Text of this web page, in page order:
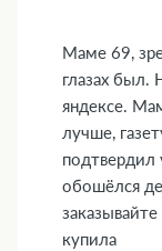
Маме 69,
глазах был.
яндексе.
лучше,
подтвердил
обошёлся
купила